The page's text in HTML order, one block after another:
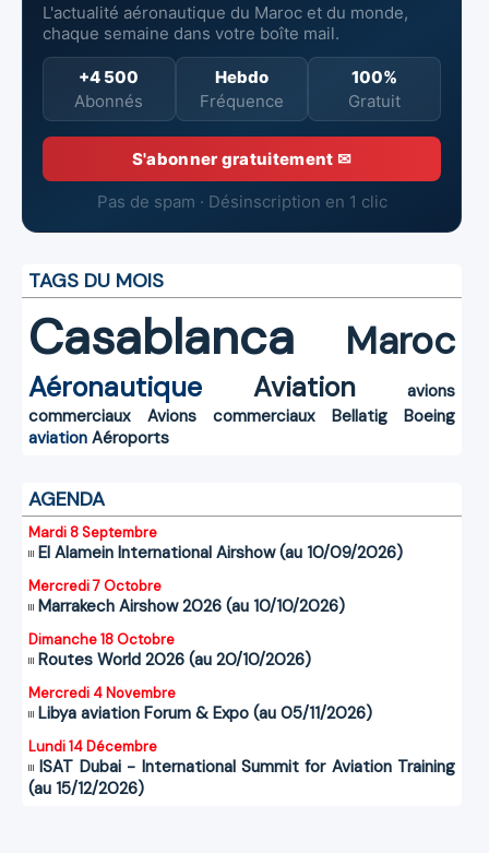
L'actualité aéronautique du Maroc et du monde,
chaque semaine dans votre boîte mail.
+4 500
Abonnés
Hebdo
Fréquence
100%
Gratuit
S'abonner gratuitement ✉
Pas de spam · Désinscription en 1 clic
TAGS DU MOIS
Casablanca Maroc
Aéronautique Aviation
avions
commerciaux
Avions commerciaux Bellatig
Boeing
aviation Aéroports
AGENDA
Mardi 8 Septembre
El Alamein International Airshow (au 10/09/2026)
Mercredi 7 Octobre
Marrakech Airshow 2026 (au 10/10/2026)
Dimanche 18 Octobre
Routes World 2026 (au 20/10/2026)
Mercredi 4 Novembre
Libya aviation Forum & Expo (au 05/11/2026)
Lundi 14 Décembre
ISAT Dubai - International Summit for Aviation Training
(au 15/12/2026)